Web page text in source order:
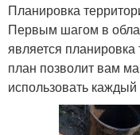
Планировка
Первым шагом в
является
план позволит вам
использовать каждый